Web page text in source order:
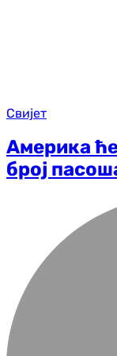
Свијет
Америка
број